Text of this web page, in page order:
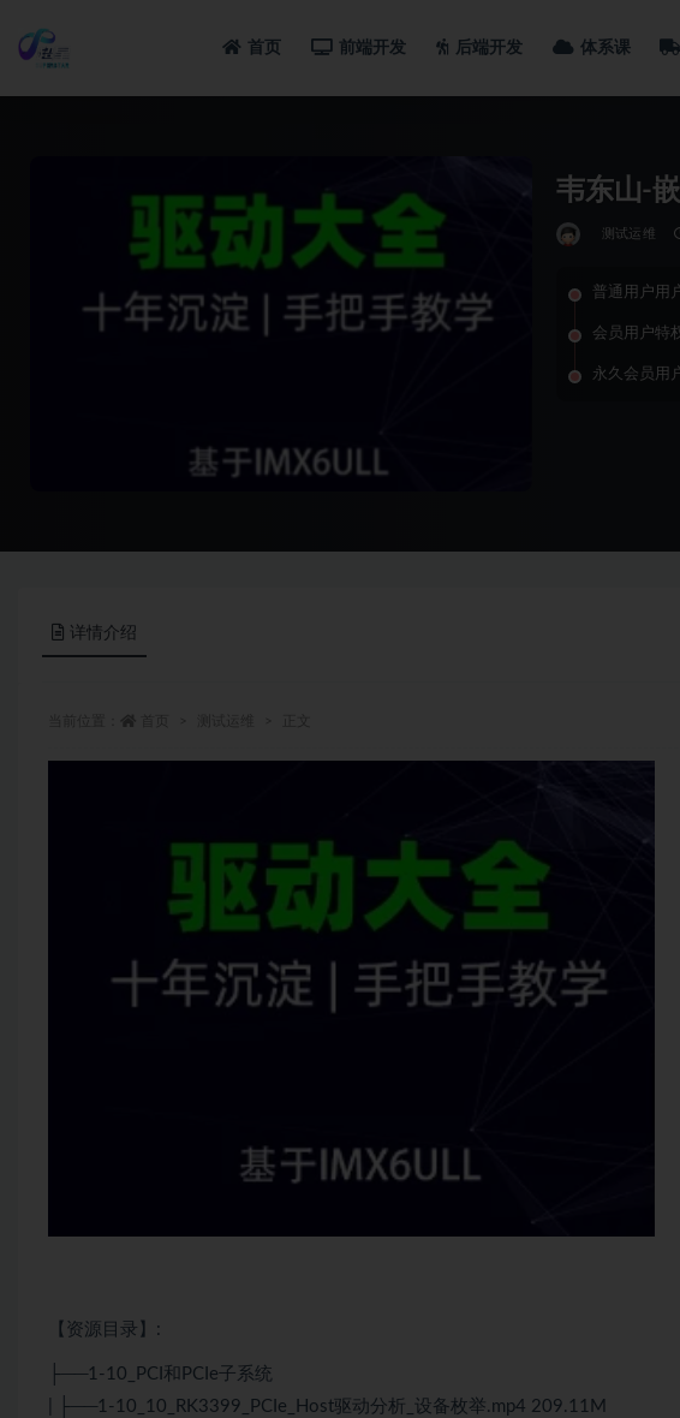
首页 前端开发 后端开发 体系课
韦东山-
测试运维
普通用户用
会员用户特
永久会员用
详情介绍
【资源目录】:
├──1-10_PCI和PCIe子系统
| ├──1-10_10_RK3399_PCIe_Host驱动分析_设备枚举.mp4 209.11M